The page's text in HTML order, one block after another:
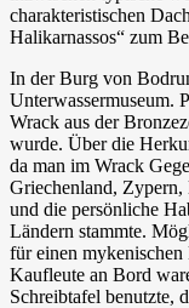
charakteristischen
Halikarnassos“ zum
In der Burg von
Unterwassermuseum.
Wrack aus der
wurde. Über die
da man im Wrack
Griechenland, Zypern,
und die persönliche
Ländern stammte.
für einen mykenischen
Kaufleute an Bord
Schreibtafel benutzte,